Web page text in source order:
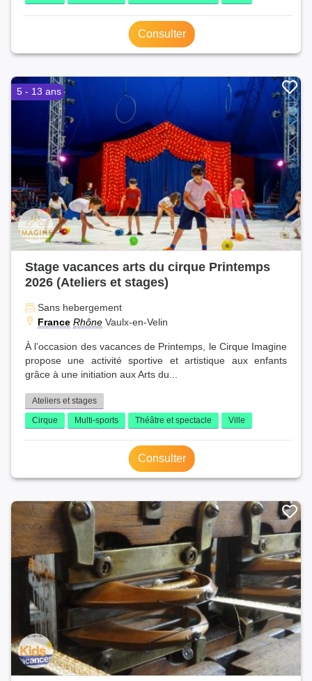
Consulter
5 - 13 ans
Stage vacances arts du cirque Printemps
2026 (Ateliers et stages)
Sans hebergement
France Rhône Vaulx-en-Velin
À l’occasion des vacances de Printemps, le Cirque Imagine
propose une activité sportive et artistique aux enfants
grâce à une initiation aux Arts du...
Ateliers et stages
Cirque
Multi-sports Théâtre et spectacle Ville
Consulter